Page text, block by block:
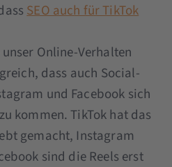
SEO auch für TikTok
Online-Verhalten
dass auch Social-
und Facebook sich
kommen. TikTok hat das
gemacht, Instagram
sind die Reels erst